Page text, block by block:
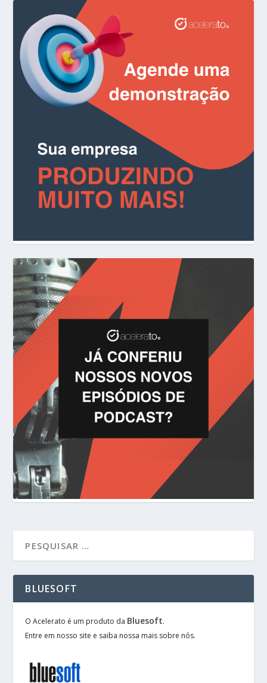
BLUESOFT
O Acelerato é um produto da Bluesoft.
Entre em nosso site e saiba nossa mais sobre nós.